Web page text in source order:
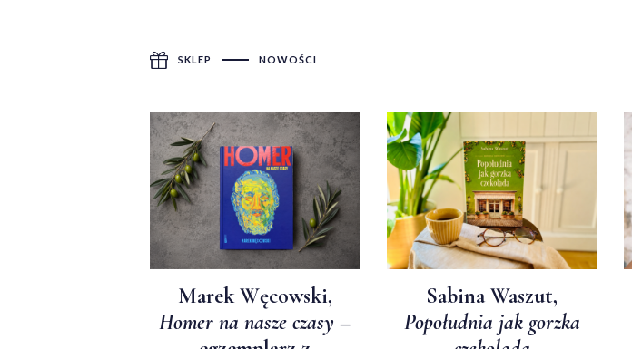
SKLEP NOWOŚCI
Marek Węcowski,
Homer na nasze czasy –
Sabina Waszut,
Popołudnia jak gorzka